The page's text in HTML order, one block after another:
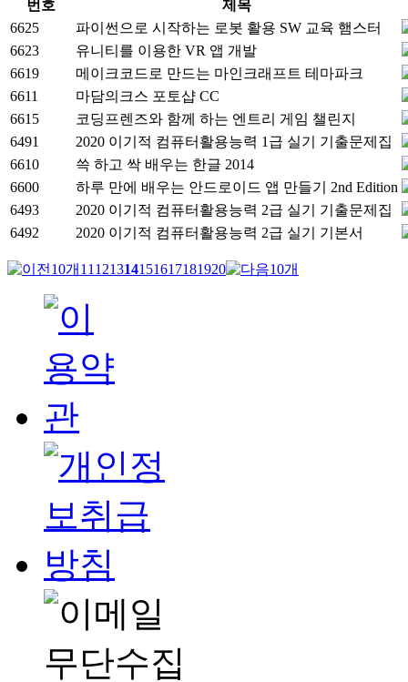
번호
제목
6625
파이썬으로 시작하는 로봇 활용 SW 교육 햄스터
6623
유니티를 이용한 VR 앱 개발
6619
메이크코드로 만드는 마인크래프트 테마파크
6611
마담의크스 포토샵 CC
6615
코딩프렌즈와 함께 하는 엔트리 게임 챌린지
6491
2020 이기적 컴퓨터활용능력 1급 실기 기출문제집
6610
쓱 하고 싹 배우는 한글 2014
6600
하루 만에 배우는 안드로이드 앱 만들기 2nd Edition
6493
2020 이기적 컴퓨터활용능력 2급 실기 기출문제집
6492
2020 이기적 컴퓨터활용능력 2급 실기 기본서
11 121314151617181920